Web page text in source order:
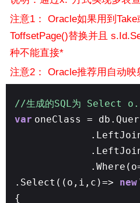
注意1： Oracle如果用到
ToffsetPage()替换并且
种不能直接*
注意2： Oracle推荐用自动
//生成的SQL为 Select
var oneClass =
.Select((o,i,c)=> new
{